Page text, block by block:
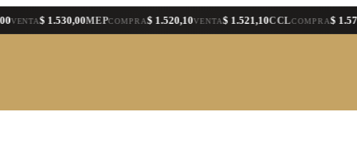
$ 1.530,00MEPCOMPRA $ 1.520,10VENTA$ 1.521,10CCLCOMPRA $ 1.575,30